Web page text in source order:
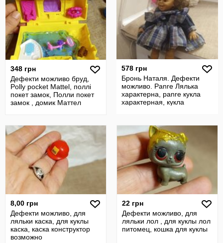
348 грн
Дефекти можливо бруд,
Polly pocket Mattel, поллі
покет замок, Полли покет
замок , домик Маттел
578 грн
Бронь Наталя. Дефекти
можливо. Panre Лялька
характерна, panre кукла
характерная, кукла
8,00 грн
Дефекти можливо, для
ляльки каска, для куклы
каска, каска конструктор
возможно
22 грн
Дефекти можливо, для
ляльки лол , для куклы лол
питомец, кошка для куклы